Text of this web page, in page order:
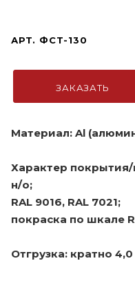
АРТ. ФСТ-130
ЗАКАЗАТЬ
Материал: Al
Характер покрытия/
н/о;
RAL 9016, RAL 7021;
покраска по шкале
Отгрузка: кратно